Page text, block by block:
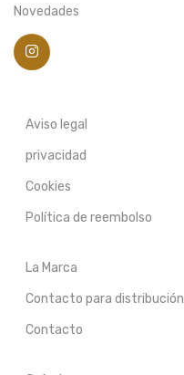
Novedades
Aviso legal
privacidad
Cookies
Política de reembolso
La Marca
Contacto para distribución
Contacto